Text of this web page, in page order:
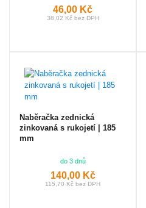
46,00 Kč
38,02 Kč bez DPH
Naběračka zednická
zinkovaná s rukojetí | 185
mm
do 3 dnů
140,00 Kč
115,70 Kč bez DPH